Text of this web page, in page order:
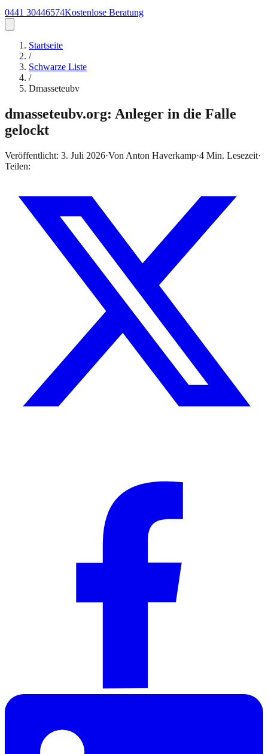
0441 30446574Kostenlose Beratung
Startseite
/
Schwarze Liste
/
Dmasseteubv
dmasseteubv.org: Anleger in die Falle
gelockt
Veröffentlicht: 3. Juli 2026·Von Anton Haverkamp·4 Min. Lesezeit·
Teilen: